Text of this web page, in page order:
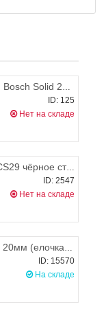
Котёл твердотопливный Bosch Solid 2000 B SFU 24
ID: 125
Нет на складе
Вытяжка EXITEQ 932 / CS29 чёрное стекло (90см)
ID: 2547
Нет на складе
Штуцер латунный 3/4" х 20мм (елочка),наружная резьба
ID: 15570
На складе